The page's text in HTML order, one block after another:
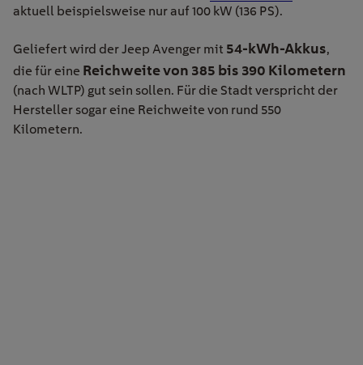
aktuell beispielsweise nur auf 100 kW (136 PS).
Geliefert wird der Jeep Avenger mit 54-kWh-Akkus,
die für eine Reichweite von 385 bis 390 Kilometern
(nach WLTP) gut sein sollen. Für die Stadt verspricht der
Hersteller sogar eine Reichweite von rund 550
Kilometern.